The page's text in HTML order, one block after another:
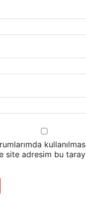
site adresim bu